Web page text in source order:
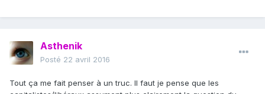
Asthenik
Posté 22 avril 2016
Tout ça me fait penser à un truc. Il faut je pense que les